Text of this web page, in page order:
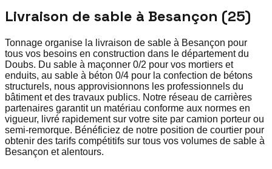
Livraison de sable à Besançon (25)
Tonnage organise la livraison de sable à Besançon pour
tous vos besoins en construction dans le département du
Doubs. Du sable à maçonner 0/2 pour vos mortiers et
enduits, au sable à béton 0/4 pour la confection de bétons
structurels, nous approvisionnons les professionnels du
bâtiment et des travaux publics. Notre réseau de carrières
partenaires garantit un matériau conforme aux normes en
vigueur, livré rapidement sur votre site par camion porteur ou
semi-remorque. Bénéficiez de notre position de courtier pour
obtenir des tarifs compétitifs sur tous vos volumes de sable à
Besançon et alentours.